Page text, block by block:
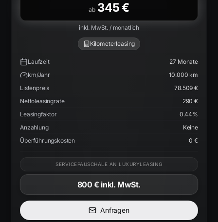
ab 345 €
inkl. MwSt. / monatlich
Kilometerleasing
Laufzeit 27 Monate
km/Jahr
10.000 km
Listenpreis
78.509 €
Nettoleasingrate
290 €
Leasingfaktor
0.44%
Anzahlung
Keine
Überführungskosten
0 €
SERVICEPAUSCHALE AN LUXURYLEASING
800 € inkl. MwSt.
Anfragen